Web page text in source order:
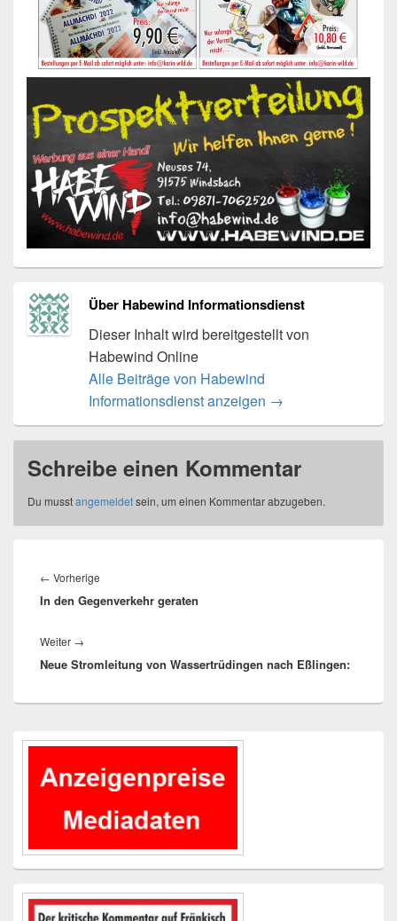
Über Habewind Informationsdienst
Dieser Inhalt wird bereitgestellt von
Habewind Online
Alle Beiträge von Habewind
Informationsdienst anzeigen →
Schreibe einen Kommentar
Du musstangemeldetsein, um einen Kommentar abzugeben.
← Vorherige
Beitrag:
In den Gegenverkehr geraten
Weiter →
Beitrag:
Neue Stromleitung von Wassertrüdingen nach Eßlingen:
Primärer
Widgetbereich